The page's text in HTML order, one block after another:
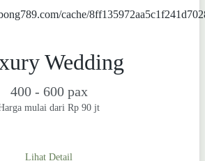
Wedding
400 - 600 pax
mulai dari Rp 90 jt
Lihat Detail